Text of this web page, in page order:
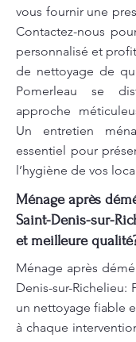
vous fournir une
Contactez-nous
personnalisé et
de nettoyage de
Pomerleau se
approche
Un entretien
essentiel pour
l’hygiène de vos
Ménage après
Saint-Denis-sur-
et meilleure
Ménage après
Denis-sur-Richelieu:
un nettoyage fiable
à chaque